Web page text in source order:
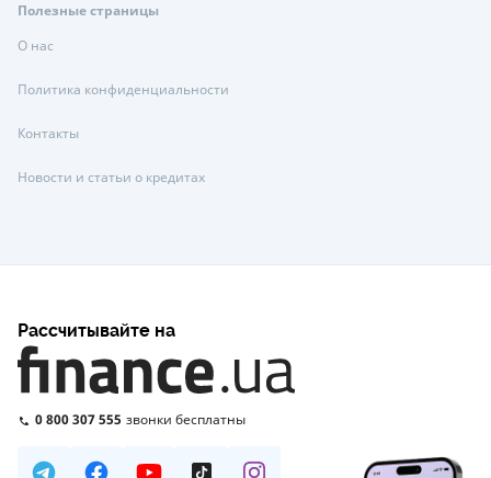
Полезные страницы
О нас
Политика конфиденциальности
Контакты
Новости и статьи о кредитах
Рассчитывайте на
0 800 307 555 звонки бесплатны